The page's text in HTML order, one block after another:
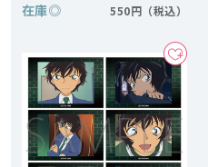
在庫◎ 550円